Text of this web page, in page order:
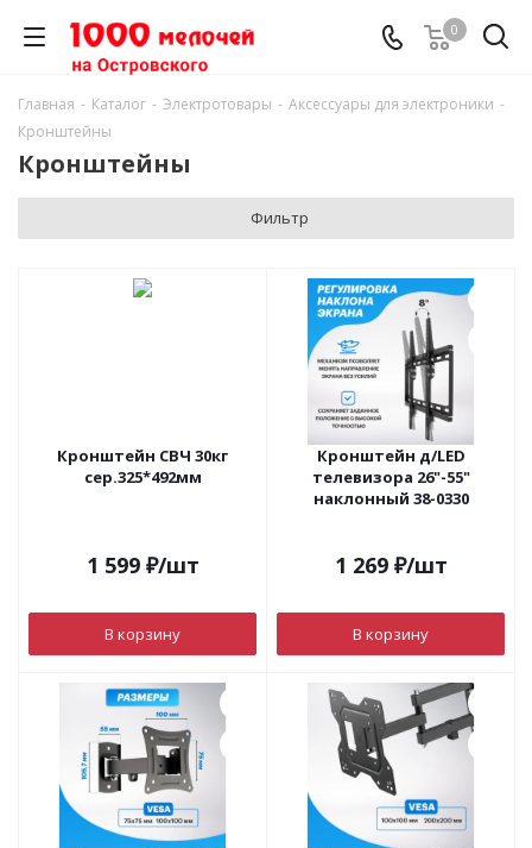
0
Главная - Каталог - Электротовары - Аксессуары для электроники -
Кронштейны
Кронштейны
Фильтр
Кронштейн СВЧ 30кг
сер.325*492мм
1 599₽/шт
В корзину
Кронштейн д/LED
телевизора 26"-55"
наклонный 38-0330
1 269₽/шт
В корзину